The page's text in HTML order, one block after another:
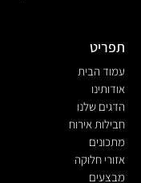
תפריט
עמוד הבית
אודותינו
הדגים שלנו
חבילות אירוח
מתכונים
אזורי חלוקה
מבצעים